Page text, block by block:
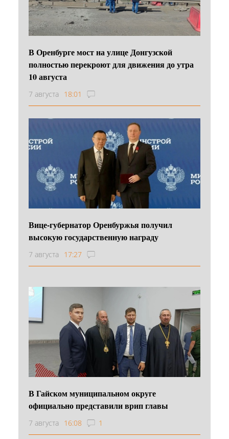
В Оренбурге мост на улице Донгузской
полностью перекроют для движения до утра
10 августа
7 августа 18:01
Вице-губернатор Оренбуржья получил
высокую государственную награду
7 августа 17:27
В Гайском муниципальном округе
официально представили врип главы
7 августа 16:08 1